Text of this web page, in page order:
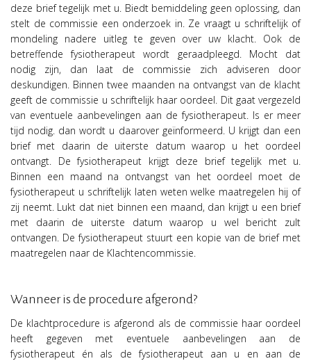
deze brief tegelijk met u. Biedt bemiddeling geen oplossing, dan
stelt de commissie een onderzoek in. Ze vraagt u schriftelijk of
mondeling nadere uitleg te geven over uw klacht. Ook de
betreffende fysiotherapeut wordt geraadpleegd. Mocht dat
nodig zijn, dan laat de commissie zich adviseren door
deskundigen. Binnen twee maanden na ontvangst van de klacht
geeft de commissie u schriftelijk haar oordeel. Dit gaat vergezeld
van eventuele aanbevelingen aan de fysiotherapeut. Is er meer
tijd nodig. dan wordt u daarover geïnformeerd. U krijgt dan een
brief met daarin de uiterste datum waarop u het oordeel
ontvangt. De fysiotherapeut krijgt deze brief tegelijk met u.
Binnen een maand na ontvangst van het oordeel moet de
fysiotherapeut u schriftelijk laten weten welke maatregelen hij of
zij neemt. Lukt dat niet binnen een maand, dan krijgt u een brief
met daarin de uiterste datum waarop u wel bericht zult
ontvangen. De fysiotherapeut stuurt een kopie van de brief met
maatregelen naar de Klachtencommissie.
Wanneer is de procedure afgerond?
De klachtprocedure is afgerond als de commissie haar oordeel
heeft gegeven met eventuele aanbevelingen aan de
fysiotherapeut én als de fysiotherapeut aan u en aan de